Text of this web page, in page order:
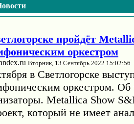
пройдёт
оркестром
Вторник, 13 Сентябрь 2022 15:02:56
в Светлогорске
оркестром.
Metallica Show
который не имеет